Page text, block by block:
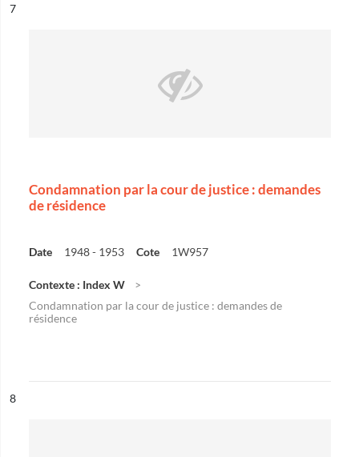
n°
7
Condamnation par la cour de justice : demandes
de résidence
Date 1948 - 1953 Cote 1W957
Contexte : Index W
Condamnation par la cour de justice : demandes de
résidence
n°
8